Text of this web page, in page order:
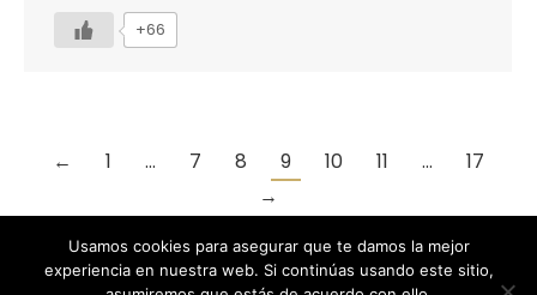
+66
← 1 … 7 8 9 10 11 …
17
→
Usamos cookies para asegurar que te damos la mejor
experiencia en nuestra web. Si continúas usando este sitio,